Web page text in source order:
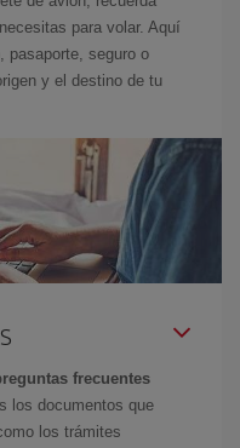
para volar. Aquí
pasaporte, seguro o
y el destino de tu
frecuentes
los documentos que
los trámites